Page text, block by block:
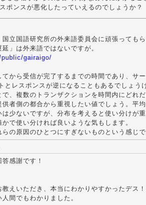
ポンスが悪化したっていえるのでしょうか？
立国語研究所の外来語委員会に頑張っても
」は外来語ではないですが。
gairaigo/
てから受信が完了するまでの時間であり、サ
とレスポンスが逆になることもあるでしょう
で、複数のトランザクションを時間内にどれ
者側の都合から重視したい値でしょう。平
少ないですが、分布を考えると使い分けが
で使い分ければ良いような気もします。
の原因のひとつにすぎないものという感じで
感謝です！
えいただき、本当にわかりやすかったデス！
間でもわかりました。